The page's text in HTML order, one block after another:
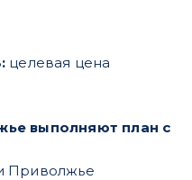
целевая цена
выполняют план с
Приволжье